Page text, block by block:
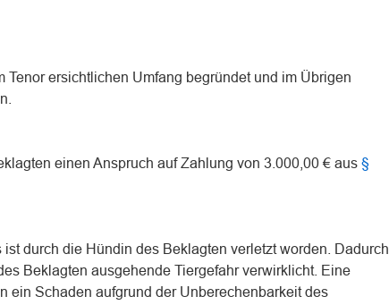
Tenor ersichtlichen Umfang begründet und im Übrigen
einen Anspruch auf Zahlung von 3.000,00 € aus §
durch die Hündin des Beklagten verletzt worden. Dadurch
Beklagten ausgehende Tiergefahr verwirklicht. Eine
ein Schaden aufgrund der Unberechenbarkeit des